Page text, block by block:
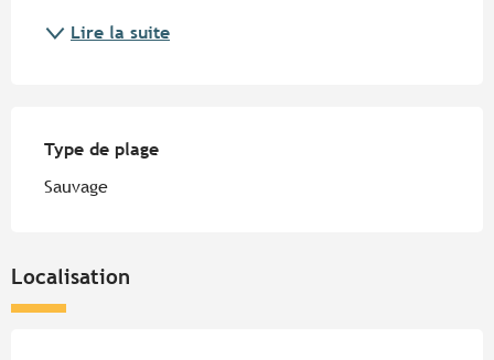
Lire la suite
Type de plage
Type de plage
Sauvage
Localisation